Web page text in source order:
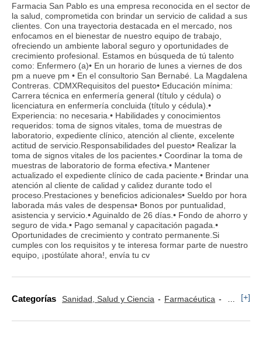
Farmacia San Pablo es una empresa reconocida en el sector de
la salud, comprometida con brindar un servicio de calidad a sus
clientes. Con una trayectoria destacada en el mercado, nos
enfocamos en el bienestar de nuestro equipo de trabajo,
ofreciendo un ambiente laboral seguro y oportunidades de
crecimiento profesional. Estamos en búsqueda de tú talento
como: Enfermero (a)• En un horario de lunes a viernes de dos
pm a nueve pm • En el consultorio San Bernabé. La Magdalena
Contreras. CDMXRequisitos del puesto• Educación mínima:
Carrera técnica en enfermería general (título y cédula) o
licenciatura en enfermería concluida (título y cédula).•
Experiencia: no necesaria.• Habilidades y conocimientos
requeridos: toma de signos vitales, toma de muestras de
laboratorio, expediente clínico, atención al cliente, excelente
actitud de servicio.Responsabilidades del puesto• Realizar la
toma de signos vitales de los pacientes.• Coordinar la toma de
muestras de laboratorio de forma efectiva.• Mantener
actualizado el expediente clínico de cada paciente.• Brindar una
atención al cliente de calidad y calidez durante todo el
proceso.Prestaciones y beneficios adicionales• Sueldo por hora
laborada más vales de despensa• Bonos por puntualidad,
asistencia y servicio.• Aguinaldo de 26 días.• Fondo de ahorro y
seguro de vida.• Pago semanal y capacitación pagada.•
Oportunidades de crecimiento y contrato permanente.Si
cumples con los requisitos y te interesa formar parte de nuestro
equipo, ¡postúlate ahora!, envía tu cv
Categorías Sanidad, Salud y Ciencia Farmacéutica [+]